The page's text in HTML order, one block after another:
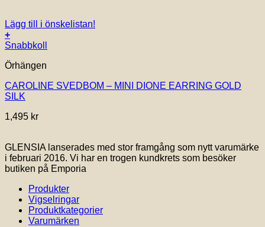
Lägg till i önskelistan!
+
Snabbkoll
Örhängen
CAROLINE SVEDBOM – MINI DIONE EARRING GOLD
SILK
1,495 kr
GLENSIA lanserades med stor framgång som nytt varumärke
i februari 2016. Vi har en trogen kundkrets som besöker
butiken på Emporia
Produkter
Vigselringar
Produktkategorier
Varumärken